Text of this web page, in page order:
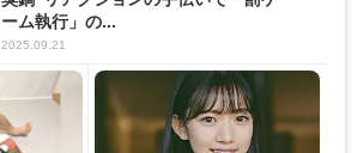
ーム執行」の...
2025.09.21